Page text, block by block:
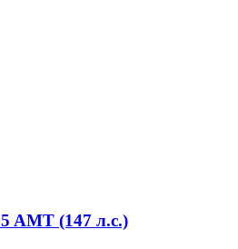
AMT (147 л.с.)